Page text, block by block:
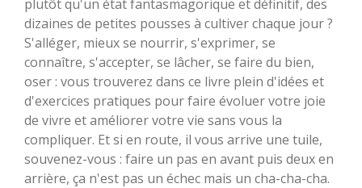
plutôt qu'un état fantasmagorique et définitif, des
dizaines de petites pousses à cultiver chaque jour ?
S'alléger, mieux se nourrir, s'exprimer, se
connaître, s'accepter, se lâcher, se faire du bien,
oser : vous trouverez dans ce livre plein d'idées et
d'exercices pratiques pour faire évoluer votre joie
de vivre et améliorer votre vie sans vous la
compliquer. Et si en route, il vous arrive une tuile,
souvenez-vous : faire un pas en avant puis deux en
arrière, ça n'est pas un échec mais un cha-cha-cha.